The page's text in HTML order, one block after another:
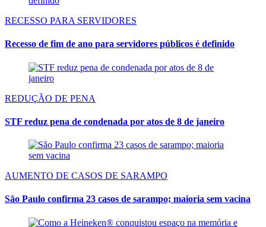
RECESSO PARA SERVIDORES
Recesso de fim de ano para servidores públicos é definido
REDUÇÃO DE PENA
STF reduz pena de condenada por atos de 8 de janeiro
AUMENTO DE CASOS DE SARAMPO
São Paulo confirma 23 casos de sarampo; maioria sem vacina